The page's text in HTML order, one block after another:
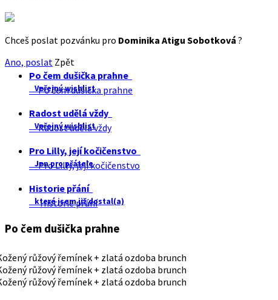
Chceš poslat pozvánku pro Dominika Atigu Sobotková ?
Ano, poslat Zpět
Po čem dušička prahne
Veřejný wishlist
Po čem dušička prahne
Radost udělá vždy
Veřejný wishlist
Radost udělá vždy
Pro Lilly, její kočičenstvo
Jen pro přátele
Pro Lilly, její kočičenstvo
Historie přání
které jsem již dostal(a)
Historie přání
Po čem dušička prahne